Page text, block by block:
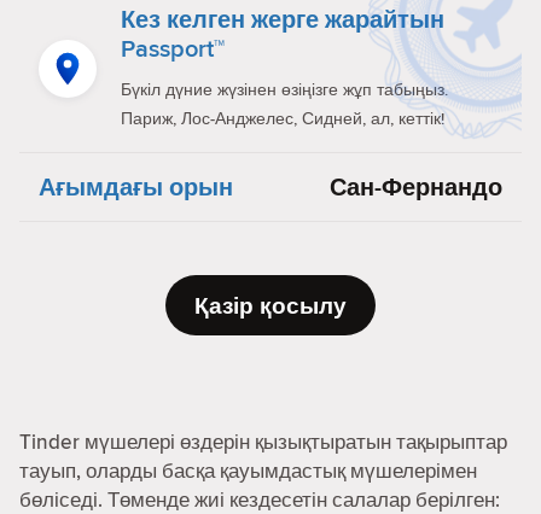
Кез келген жерге жарайтын
Passport™
Бүкіл дүние жүзінен өзіңізге жұп табыңыз.
Париж, Лос-Анджелес, Сидней, ал, кеттік!
Ағымдағы орын Сан-Фернандо
Қазір қосылу
Tinder мүшелері өздерін қызықтыратын тақырыптар
тауып, оларды басқа қауымдастық мүшелерімен
бөліседі. Төменде жиі кездесетін салалар берілген: